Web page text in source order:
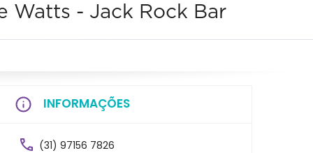
Watts - Jack Rock Bar
INFORMAÇÕES
(31) 97156 7826